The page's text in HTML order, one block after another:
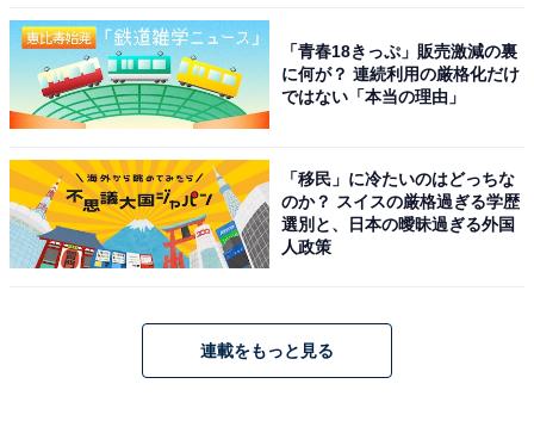
「青春18きっぷ」販売激減の裏
に何が？ 連続利用の厳格化だけ
ではない「本当の理由」
「移民」に冷たいのはどっちな
のか？ スイスの厳格過ぎる学歴
選別と、日本の曖昧過ぎる外国
人政策
連載をもっと見る